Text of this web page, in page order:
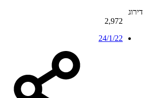
דירוג
2,972
24/1/22